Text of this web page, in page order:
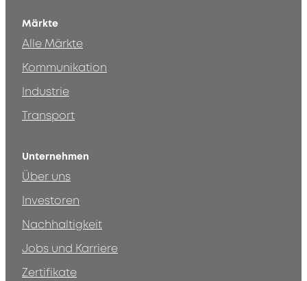
Märkte
Alle Märkte
Kommunikation
Industrie
Transport
Unternehmen
Über uns
Investoren
Nachhaltigkeit
Jobs und Karriere
Zertifikate